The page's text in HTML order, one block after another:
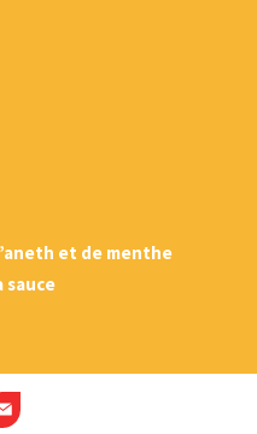
et de menthe
sauce